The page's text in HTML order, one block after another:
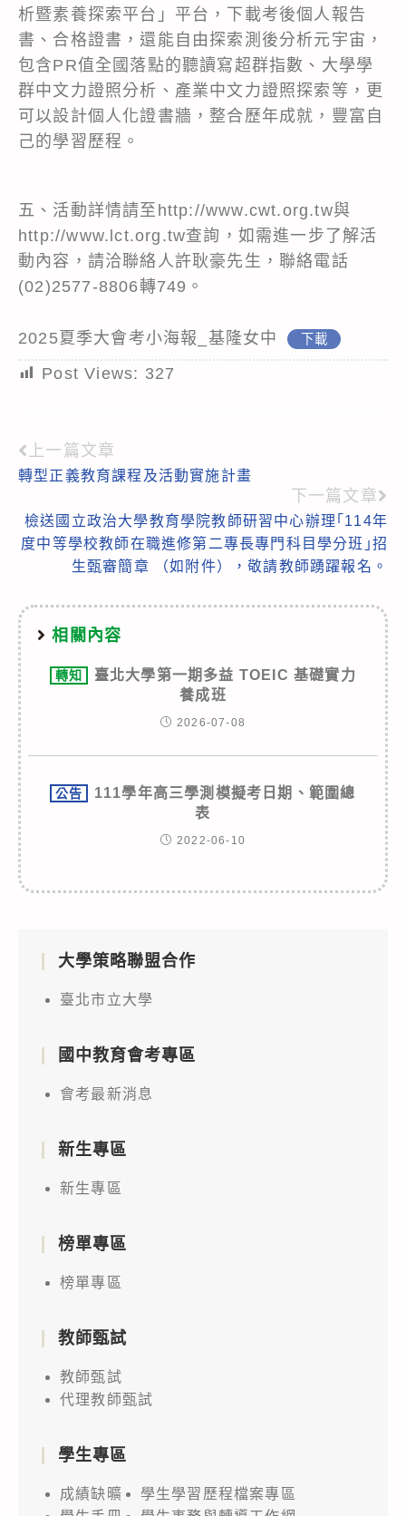
析暨素養探索平台」平台，下載考後個人報告
書、合格證書，還能自由探索測後分析元宇宙，
包含PR值全國落點的聽讀寫超群指數、大學學
群中文力證照分析、產業中文力證照探索等，更
可以設計個人化證書牆，整合歷年成就，豐富自
己的學習歷程。
五、活動詳情請至http://www.cwt.org.tw與
http://www.lct.org.tw查詢，如需進一步了解活
動內容，請洽聯絡人許耿豪先生，聯絡電話
(02)2577-8806轉749。
2025夏季大會考小海報_基隆女中 下載
Post Views: 327
Read
more
articles
上一篇文章
轉型正義教育課程及活動實施計畫
下一篇文章
檢送國立政治大學教育學院教師研習中心辦理｢114年
度中等學校教師在職進修第二專長專門科目學分班｣招
生甄審簡章 （如附件），敬請教師踴躍報名。
相關內容
轉知
臺北大學第一期多益 TOEIC 基礎實力
養成班
2026-07-08
公告
111學年高三學測模擬考日期、範圍總
表
2022-06-10
大學策略聯盟合作
臺北市立大學
國中教育會考專區
會考最新消息
新生專區
新生專區
榜單專區
榜單專區
教師甄試
教師甄試
代理教師甄試
學生專區
成績缺曠
學生學習歷程檔案專區